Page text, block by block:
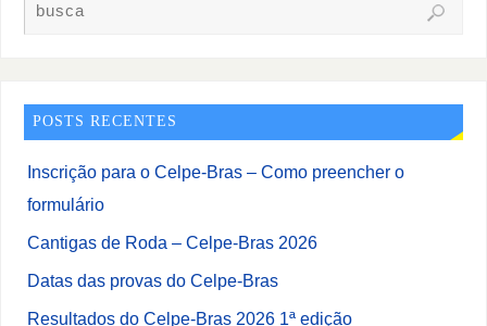
POSTS RECENTES
Inscrição para o Celpe-Bras – Como preencher o
formulário
Cantigas de Roda – Celpe-Bras 2026
Datas das provas do Celpe-Bras
Resultados do Celpe-Bras 2026 1ª edição